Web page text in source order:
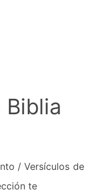
Biblia
/ Versículos de
te